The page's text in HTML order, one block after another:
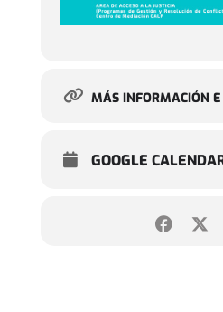
MÁS INFORMACIÓN E
GOOGLE